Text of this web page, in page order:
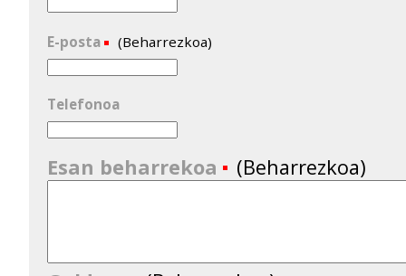
E-posta (Beharrezkoa)
Telefonoa
Esan beharrekoa (Beharrezkoa)